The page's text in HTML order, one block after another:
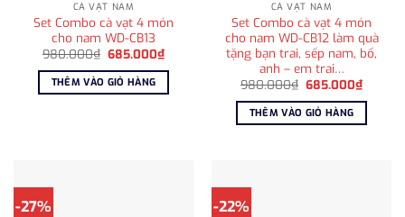
CÀ VẠT NAM
Set Combo cà vạt 4 món
cho nam WD-CB13
980.000₫ Giá
là:
980.000₫.
685.000₫Giá
hiện
tại
685.000₫.
THÊM VÀO GIỎ HÀNG
CÀ VẠT NAM
Set Combo cà vạt 4 món
cho nam WD-CB12 làm quà
tặng bạn trai, sếp nam, bố,
anh – em trai…
980.000₫ Giá
là:
980.000₫.
685.000₫Giá
hiện
tại
THÊM VÀO GIỎ HÀNG
-27% -22%